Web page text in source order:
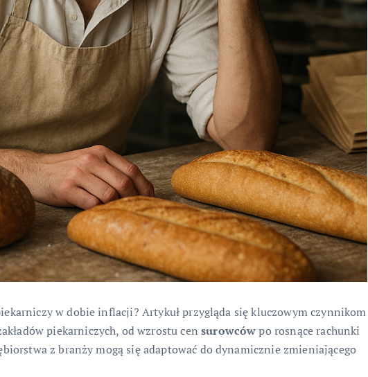
w dobie inflacji? Artykuł przygląda się kluczowym czynnikom
piekarniczych, od wzrostu censurowcówpo rosnące rachunki
z branży mogą się adaptować do dynamicznie zmieniającego